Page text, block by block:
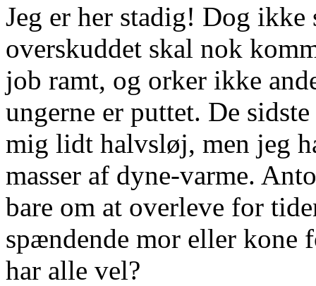
Jeg er her stadig! Dog
overskuddet skal nok
job ramt, og orker ikke
ungerne er puttet. De
mig lidt halvsløj, men jeg
masser af dyne-varme.
bare om at overleve for
spændende mor eller kone
har alle vel?